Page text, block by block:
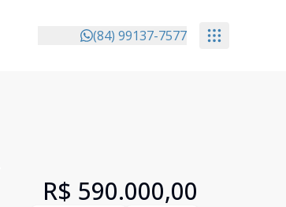
(84) 99137-7577
R$ 590.000,00